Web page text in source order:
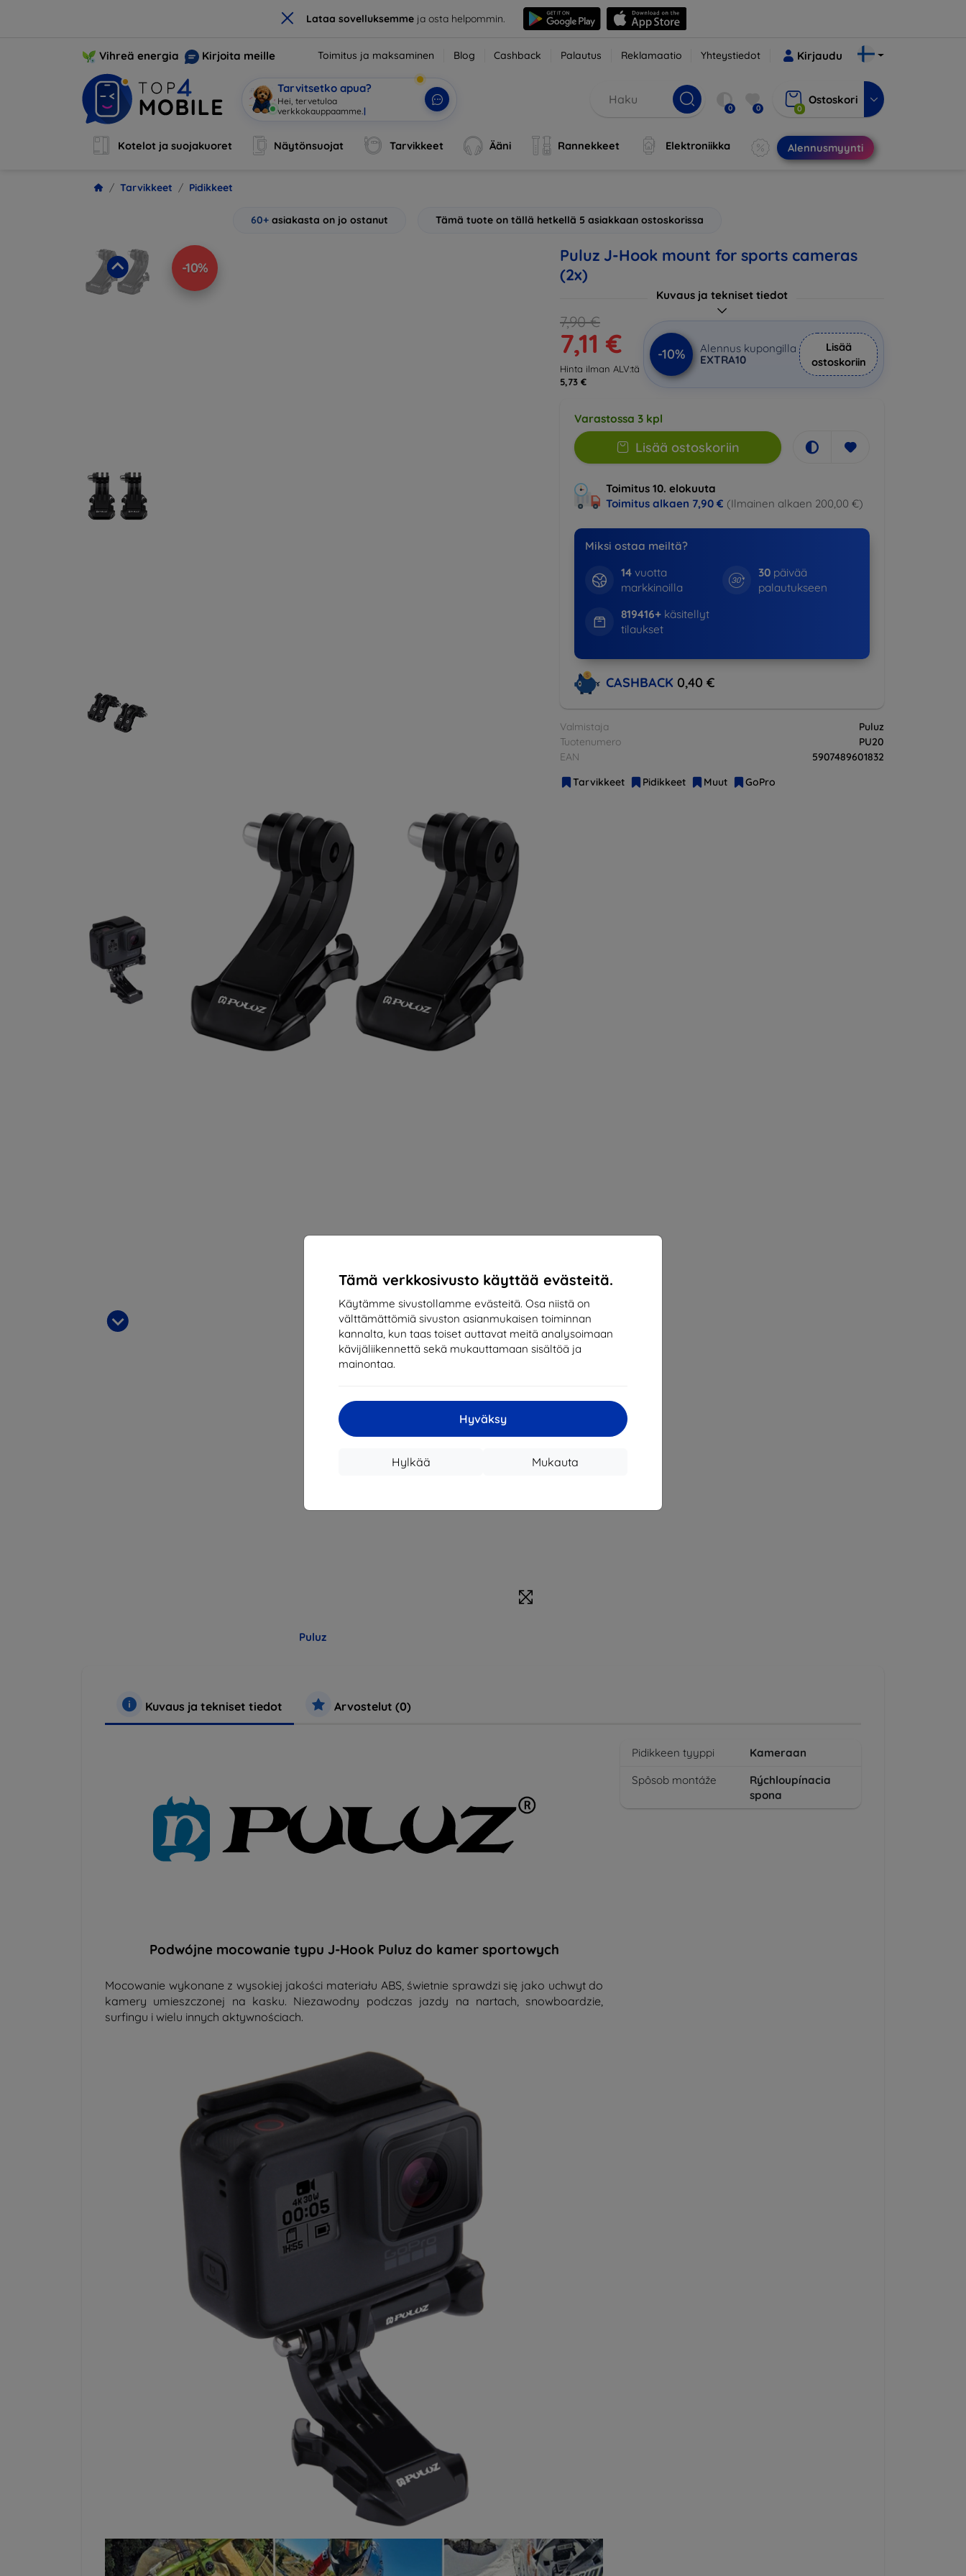
× Lataa sovelluksemmeja osta helpommin.
Tämä verkkosivusto käyttää evästeitä.
Käytämme sivustollamme evästeitä. Osa niistä on
välttämättömiä sivuston asianmukaisen toiminnan
kannalta, kun taas toiset auttavat meitä analysoimaan
kävijäliikennettä sekä mukauttamaan sisältöä ja
mainontaa.
Hyväksy
Mukauta
Hylkää
Vihreä energia Kirjoita meille Toimitus ja maksaminen Blog Cashback Palautus Reklamaatio Yhteystiedot Kirjaudu
Tarvitsetko apua?
Ole| 0 0 0
Ostoskori
Kotelot ja suojakuoret Näytönsuojat Tarvikkeet Ääni Rannekkeet Elektroniikka Alennusmyynti
Tarvikkeet Pidikkeet
60+ asiakasta on jo ostanut Tämä tuote on tällä hetkellä 5 asiakkaan ostoskorissa
-10%
Puluz
Puluz J-Hook mount for sports cameras
(2x)
Kuvaus ja tekniset tiedot
7,90 €
7,11 €
Hinta ilman ALV:tä
5,73 €
-10%
Alennus kupongilla
EXTRA10
Lisää
ostoskoriin
Varastossa 3 kpl
Lisää ostoskoriin
Toimitus 10. elokuuta
Toimitus alkaen 7,90 € (Ilmainen alkaen 200,00 €)
Miksi ostaa meiltä?
14vuotta
markkinoilla
30päivää
palautukseen
819416+käsitellyt
tilaukset
CASHBACK 0,40 €
Valmistaja
Puluz
Tuotenumero
PU20
EAN
5907489601832
Tarvikkeet
Pidikkeet Muut GoPro
Kuvaus ja tekniset tiedot Arvostelut (0)
Podwójne mocowanie typu J-Hook Puluz do kamer sportowych
Mocowanie wykonane z wysokiej jakości materiału ABS, świetnie sprawdzi się jako uchwyt do
kamery umieszczonej na kasku. Niezawodny podczas jazdy na nartach, snowboardzie,
surfingu i wielu innych aktywnościach.
Pidikkeen tyyppi
Kameraan
Spôsob montáže
Rýchloupínacia
spona